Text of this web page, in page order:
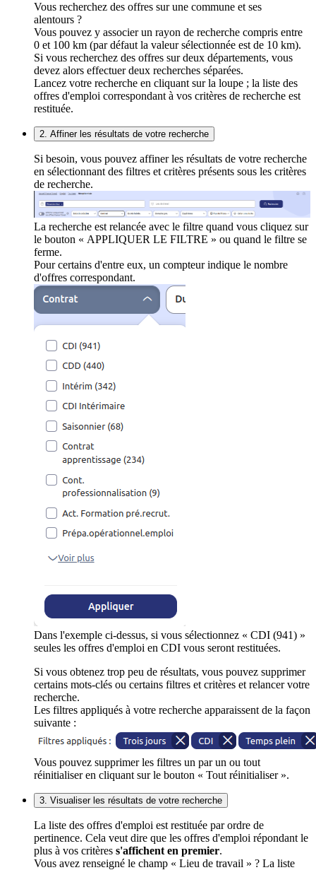
Vous recherchez des offres sur une commune et ses
alentours ?
Vous pouvez y associer un rayon de recherche compris entre
0 et 100 km (par défaut la valeur sélectionnée est de 10 km).
Si vous recherchez des offres sur deux départements, vous
devez alors effectuer deux recherches séparées.
Lancez votre recherche en cliquant sur la loupe ; la liste des
offres d'emploi correspondant à vos critères de recherche est
restituée.
2. Affiner les résultats de votre recherche
Si besoin, vous pouvez affiner les résultats de votre recherche
en sélectionnant des filtres et critères présents sous les critères
de recherche.
La recherche est relancée avec le filtre quand vous cliquez sur
le bouton « APPLIQUER LE FILTRE » ou quand le filtre se
ferme.
Pour certains d'entre eux, un compteur indique le nombre
d'offres correspondant.
Dans l'exemple ci-dessus, si vous sélectionnez « CDI (941) »
seules les offres d'emploi en CDI vous seront restituées.
Si vous obtenez trop peu de résultats, vous pouvez supprimer
certains mots-clés ou certains filtres et critères et relancer votre
recherche.
Les filtres appliqués à votre recherche apparaissent de la façon
suivante :
Vous pouvez supprimer les filtres un par un ou tout
réinitialiser en cliquant sur le bouton « Tout réinitialiser ».
3. Visualiser les résultats de votre recherche
La liste des offres d'emploi est restituée par ordre de
pertinence. Cela veut dire que les offres d'emploi répondant le
plus à vos critères s'affichent en premier.
Vous avez renseigné le champ « Lieu de travail » ? La liste